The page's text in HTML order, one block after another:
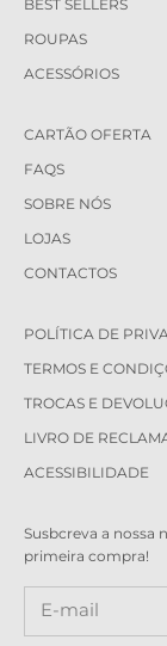
BEST SELLERS
ROUPAS
ACESSÓRIOS
CARTÃO OFERTA
FAQS
SOBRE NÓS
LOJAS
CONTACTOS
POLÍTICA DE
TERMOS E
TROCAS E
LIVRO DE
ACESSIBILIDADE
Susbcreva a nossa
primeira compra!